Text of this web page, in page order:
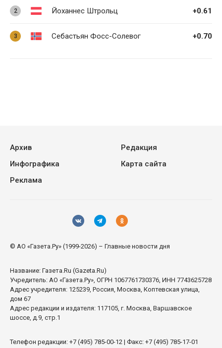
2 Йоханнес Штрольц +0.61
3 Себастьян Фосс-Солевог +0.70
Архив
Редакция
Инфографика
Карта сайта
Реклама
© АО «Газета.Ру» (1999-2026) – Главные новости дня
Название: Газета.Ru (Gazeta.Ru)
Учредитель: АО «Газета.Ру», ОГРН 1067761730376, ИНН 7743625728
Адрес учредителя: 125239, Россия, Москва, Коптевская улица,
дом 67
Адрес редакции и издателя: 117105, г. Москва, Варшавское
шоссе, д.9, стр.1
Телефон редакции: +7 (495) 785-00-12 | Факс: +7 (495) 785-17-01